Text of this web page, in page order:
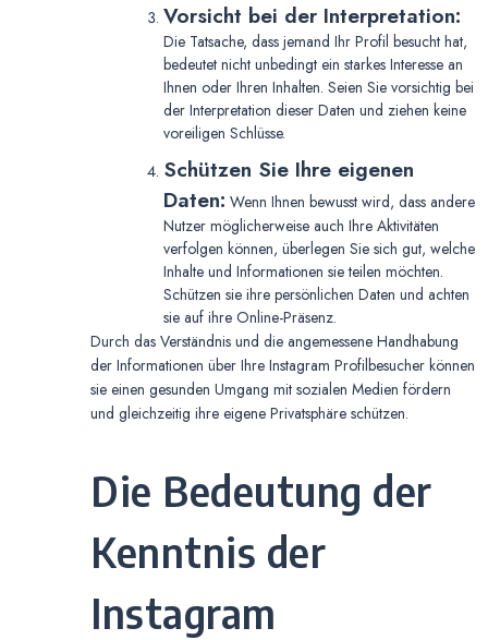
Vorsicht bei der Interpretation:
Die Tatsache, dass jemand Ihr Profil besucht hat,
bedeutet nicht unbedingt ein starkes Interesse an
Ihnen oder Ihren Inhalten. Seien Sie vorsichtig bei
der Interpretation dieser Daten und ziehen keine
voreiligen Schlüsse.
Schützen Sie Ihre eigenen
Daten: Wenn Ihnen bewusst wird, dass andere
Nutzer möglicherweise auch Ihre Aktivitäten
verfolgen können, überlegen Sie sich gut, welche
Inhalte und Informationen sie teilen möchten.
Schützen sie ihre persönlichen Daten und achten
sie auf ihre Online-Präsenz.
Durch das Verständnis und die angemessene Handhabung
der Informationen über Ihre Instagram Profilbesucher können
sie einen gesunden Umgang mit sozialen Medien fördern
und gleichzeitig ihre eigene Privatsphäre schützen.
Die Bedeutung der
Kenntnis der
Instagram